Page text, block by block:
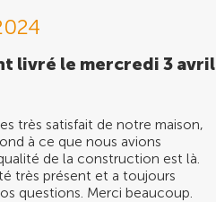
livré le mercredi 3 avril
très satisfait de notre maison,
à ce que nous avions
de la construction est là.
très présent et a toujours
questions. Merci beaucoup.